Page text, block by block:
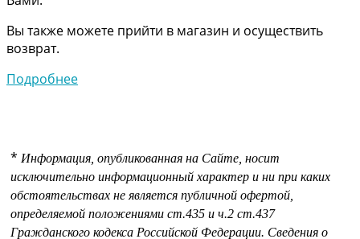
Вы также можете прийти в магазин и осуществить
возврат.
Подробнее
* Информация, опубликованная на Сайте, носит
исключительно информационный характер и ни при каких
обстоятельствах не является публичной офертой,
определяемой положениями ст.435 и ч.2 ст.437
Гражданского кодекса Российской Федерации. Сведения о